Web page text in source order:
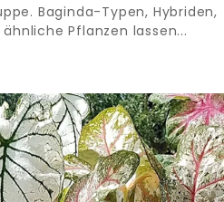
Baginda-Typen, Hybriden,
Pflanzen lassen...